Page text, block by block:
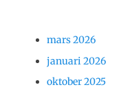
mars 2026
januari 2026
oktober 2025